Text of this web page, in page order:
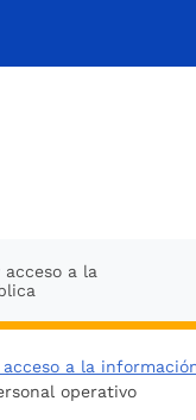
acceso a la
acceso a la
operativo